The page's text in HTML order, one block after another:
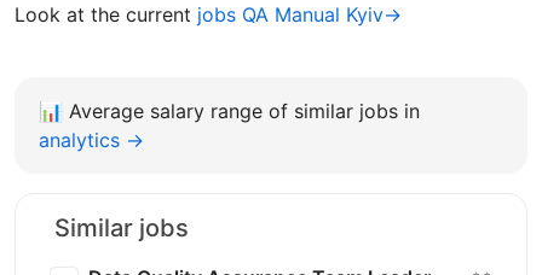
Look at the current jobs QA Manual Kyiv→
📊 Average salary range of similar jobs in
analytics →
Similar jobs